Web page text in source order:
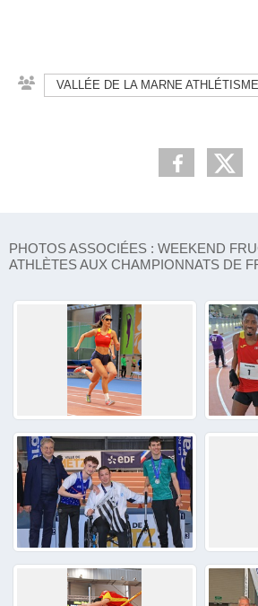
VALLÉE DE LA MARNE
PHOTOS ASSOCIÉES : WEEKEND
ATHLÈTES AUX CHAMPIONNATS DE